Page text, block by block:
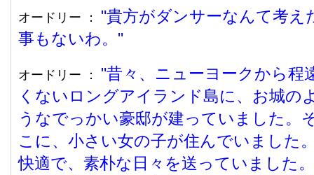
オードリー ：
貴方がダンサーなんて考え
事もないわ。
オードリー ：
昔々、ニューヨークから程
くないロングアイランド島に、お城の
うなでっかい豪邸が建っていました。
こに、小さい女の子が住んでいました
快適で、素朴な日々を送っていました。